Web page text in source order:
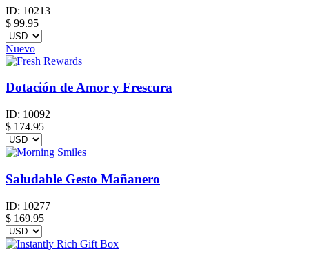
ID: 10213
$ 99.95
Nuevo
Dotación de Amor y Frescura
ID: 10092
$ 174.95
Saludable Gesto Mañanero
ID: 10277
$ 169.95